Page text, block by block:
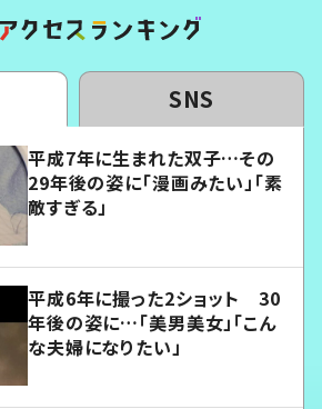
SNS
平成7年に生まれた双子…その
29年後の姿に「漫画みたい」「素
敵すぎる」
平成6年に撮った2ショット 30
年後の姿に…「美男美女」「こん
な夫婦になりたい」